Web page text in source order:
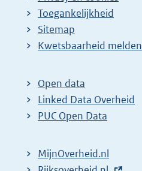
Toegankelijkheid
Sitemap
E
t
e
r
l
Kwetsbaarheid melden
Open data
Linked Data Overheid
PUC Open Data
MijnOverheid.nl